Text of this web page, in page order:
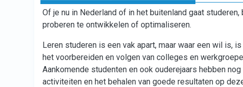
Of je nu in Nederland of in het buitenland gaat
proberen te ontwikkelen of optimaliseren.
Leren studeren is een vak apart, maar waar een wil is,
het voorbereiden en volgen van colleges en
Aankomende studenten en ook ouderejaars hebben
activiteiten en het behalen van goede resultaten op